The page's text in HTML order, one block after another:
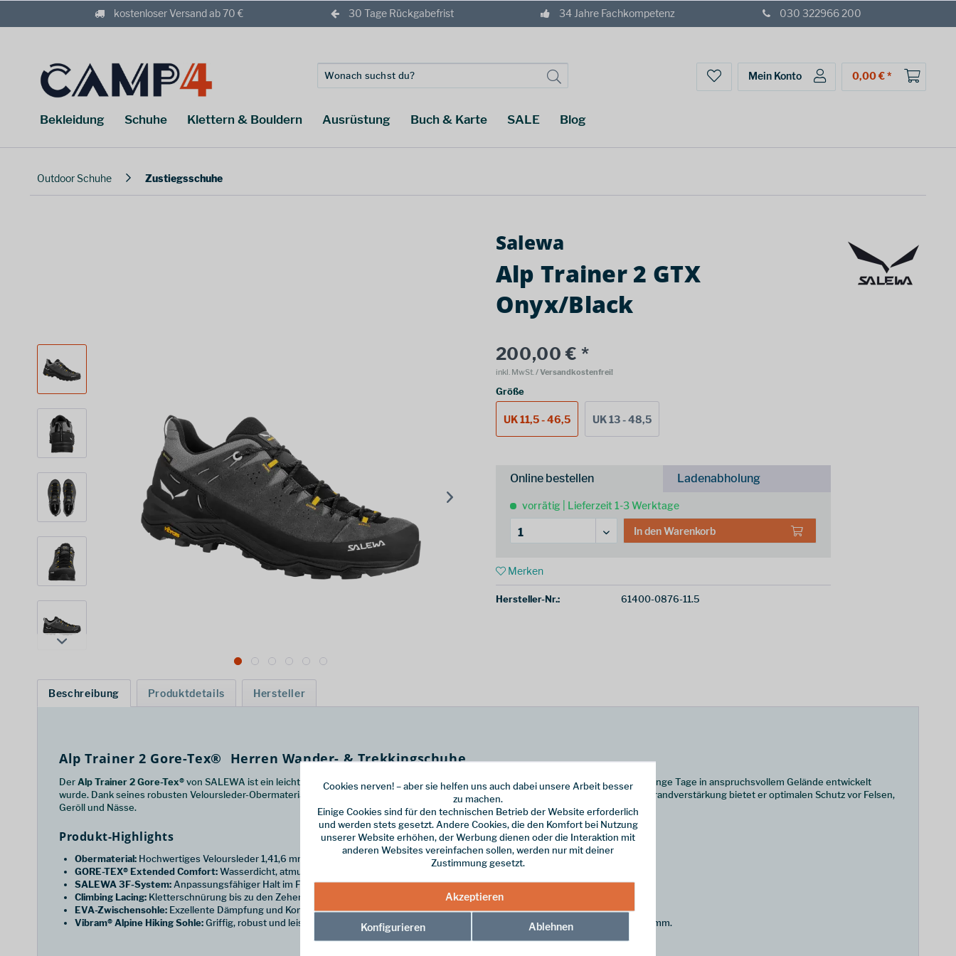
kostenloser Versand ab 70 € 30 Tage Rückgabefrist 34 Jahre Fachkompetenz 030 322966 200
Mein Konto 0,00 € *
Bekleidung Schuhe Klettern & Bouldern Ausrüstung Buch & Karte SALE Blog
Outdoor Schuhe Zustiegsschuhe
Salewa
Alp Trainer 2 GTX
Onyx/Black
200,00 € *
inkl. MwSt./ Versandkostenfrei!
Größe
UK 11,5 - 46,5 UK 13 - 48,5
Online bestellen Ladenabholung
vorrätig | Lieferzeit 1-3 Werktage
In denWarenkorb
Merken
Hersteller-Nr.: 61400-0876-11.5
Beschreibung Produktdetails Hersteller
Alp Trainer 2 Gore-Tex®  Herren Wander- & Trekkingschuhe
DerAlp Trainer 2 Gore-Tex®von SALEWA ist ein leichter, komfortabler alpiner Wander- und Trekkingschuh für Herren, der speziell für lange Tage in anspruchsvollem Gelände entwickelt
wurde. Dank seines robusten Veloursleder-Obermaterials, wasserdichtem
GORE-TEX® Extended Comfort
-Futter und der 360°-Gummirandverstärkung bietet er optimalen Schutz vor Felsen,
Geröll und Nässe.
Produkt-Highlights
Obermaterial: Hochwertiges Veloursleder 1,41,6 mm mit 360°-Gummirand für maximale Abriebfestigkeit.
GORE-TEX® Extended Comfort:Wasserdicht, atmungsaktiv und ideal für wechselhaftes Bergwetter.
SALEWA 3F-System: Anpassungsfähiger Halt im Fersen- und Knöchelbereich, Schutz und Stabilität.
Climbing Lacing: Kletterschnürung bis zu den Zehen für präzise Passform und optimale Kontrolle am Fels.
EVA-Zwischensohle: Exzellente Dämpfung und Komfort bei langen Wanderungen.
Vibram® Alpine Hiking Sohle:Griffig, robust und leistungsstark auf verschiedenstem alpinem Untergrund, auch bei Nässe und Schlamm.
Cookies nerven! – aber sie helfen uns auch dabei unsere Arbeit besser
zu machen.
Einige Cookies sind für den technischen Betrieb der Website erforderlich
und werden stets gesetzt. Andere Cookies, die den Komfort bei Nutzung
unserer Website erhöhen, der Werbung dienen oder die Interaktion mit
anderen Websites vereinfachen sollen, werden nur mit deiner
Zustimmung gesetzt.
Akzeptieren
Konfigurieren Ablehnen